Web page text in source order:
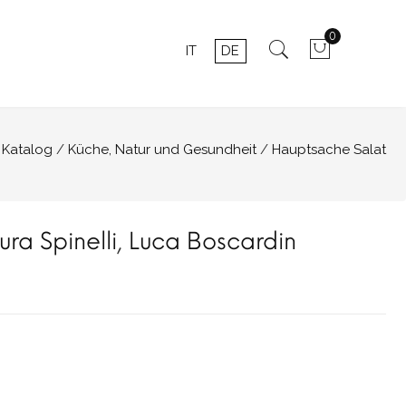
0
IT DE
Katalog Küche, Natur und Gesundheit Hauptsache Salat
Spinelli, Luca Boscardin